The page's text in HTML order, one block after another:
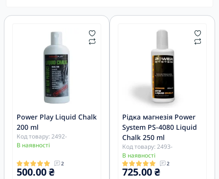
Power Play Liquid Chalk
200 ml
Код товару: 2492-
В наявності
2
500.00 ₴
Рідка магнезія Power
System PS-4080 Liquid
Chalk 250 ml
Код товару: 2493-
В наявності
2
725.00 ₴